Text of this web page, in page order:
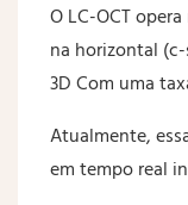
O LC-OCT
na horizontal
3D Com uma
Atualmente,
em tempo real